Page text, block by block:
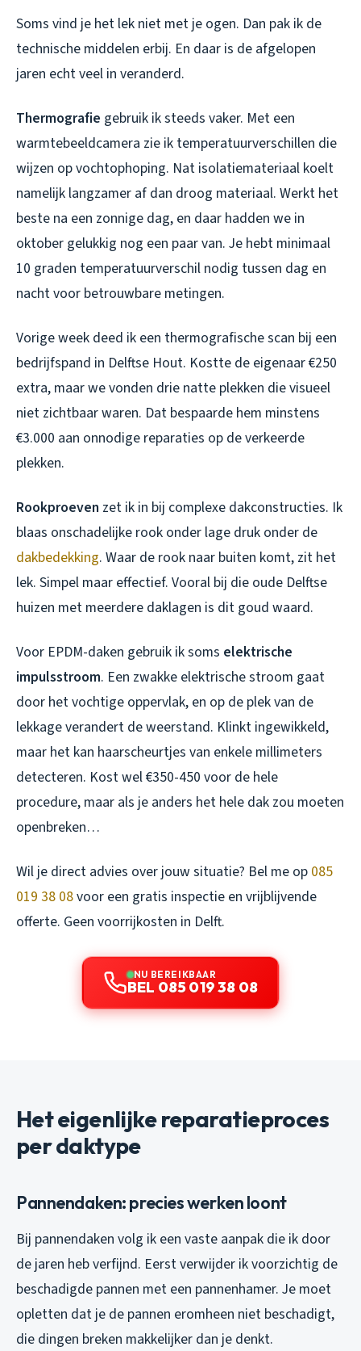
Soms vind je het lek niet met je ogen. Dan pak ik de
technische middelen erbij. En daar is de afgelopen
jaren echt veel in veranderd.
Thermografie gebruik ik steeds vaker. Met een
warmtebeeldcamera zie ik temperatuurverschillen die
wijzen op vochtophoping. Nat isolatiemateriaal koelt
namelijk langzamer af dan droog materiaal. Werkt het
beste na een zonnige dag, en daar hadden we in
oktober gelukkig nog een paar van. Je hebt minimaal
10 graden temperatuurverschil nodig tussen dag en
nacht voor betrouwbare metingen.
Vorige week deed ik een thermografische scan bij een
bedrijfspand in Delftse Hout. Kostte de eigenaar €250
extra, maar we vonden drie natte plekken die visueel
niet zichtbaar waren. Dat bespaarde hem minstens
€3.000 aan onnodige reparaties op de verkeerde
plekken.
Rookproeven zet ik in bij complexe dakconstructies. Ik
blaas onschadelijke rook onder lage druk onder de
dakbedekking. Waar de rook naar buiten komt, zit het
lek. Simpel maar effectief. Vooral bij die oude Delftse
huizen met meerdere daklagen is dit goud waard.
Voor EPDM-daken gebruik ik soms elektrische
impulsstroom. Een zwakke elektrische stroom gaat
door het vochtige oppervlak, en op de plek van de
lekkage verandert de weerstand. Klinkt ingewikkeld,
maar het kan haarscheurtjes van enkele millimeters
detecteren. Kost wel €350-450 voor de hele
procedure, maar als je anders het hele dak zou moeten
openbreken…
Wil je direct advies over jouw situatie? Bel me op 085
019 38 08voor een gratis inspectie en vrijblijvende
offerte. Geen voorrijkosten in Delft.
NU BEREIKBAAR
BEL 085 019 38 08
Het eigenlijke reparatieproces
per daktype
Pannendaken: precies werken loont
Bij pannendaken volg ik een vaste aanpak die ik door
de jaren heb verfijnd. Eerst verwijder ik voorzichtig de
beschadigde pannen met een pannenhamer. Je moet
opletten dat je de pannen eromheen niet beschadigt,
die dingen breken makkelijker dan je denkt.